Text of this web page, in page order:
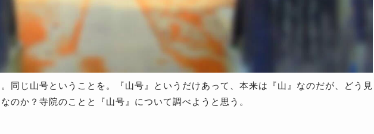
同じ山号ということを。『山号』というだけあって、本来は『山』なのだが、どう見
のか？寺院のことと『山号』について調べようと思う。